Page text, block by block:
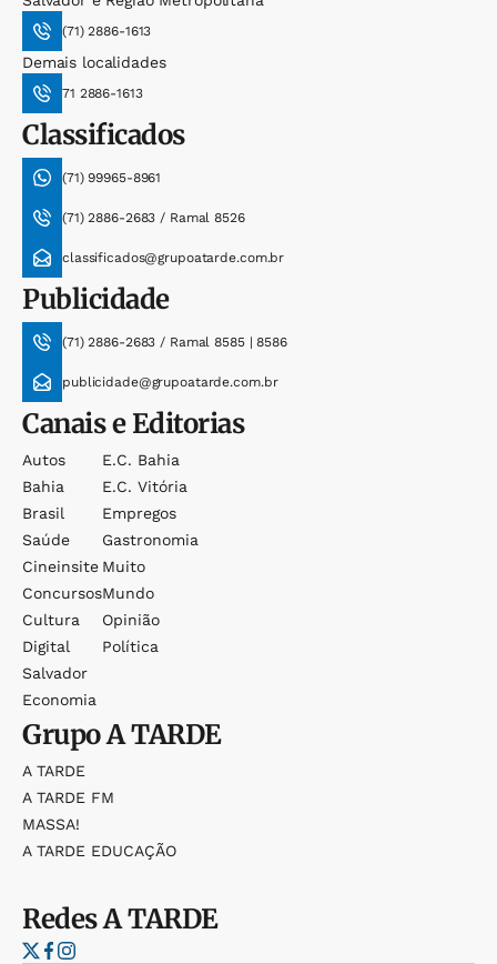
(71) 2886-1613
Demais localidades
71 2886-1613
Classificados
(71) 99965-8961
(71) 2886-2683 / Ramal 8526
classificados@grupoatarde.com.br
Publicidade
(71) 2886-2683 / Ramal 8585 | 8586
publicidade@grupoatarde.com.br
Canais e Editorias
Autos
Bahia
Brasil
Saúde
Cineinsite
Concursos
Cultura
Digital
Salvador
Economia
E.c. Bahia
E.c. Vitória
Empregos
Gastronomia
Muito
Mundo
Opinião
Política
GrupoA TARDE
A TARDE
A TARDE FM
MASSA!
A TARDE EDUCAÇÃO
RedesA TARDE